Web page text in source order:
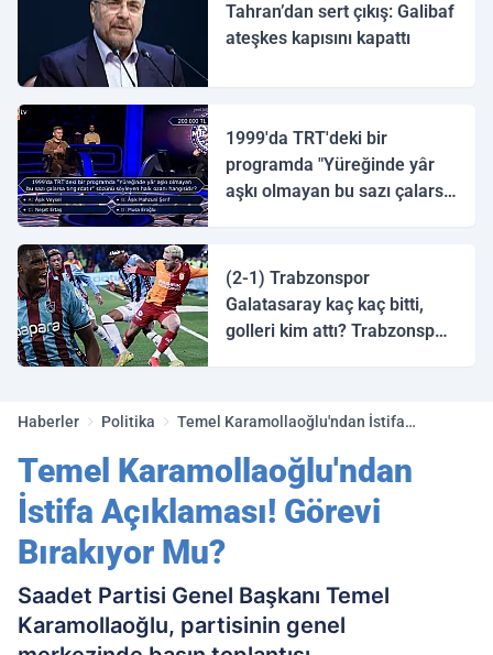
Tahran’dan sert çıkış: Galibaf
ateşkes kapısını kapattı
1999'da TRT'deki bir
programda "Yüreğinde yâr
aşkı olmayan bu sazı çalarsa
(2-1) Trabzonspor
Galatasaray kaç kaç bitti,
golleri kim attı? Trabzonspor
Haberler Politika
Temel Karamollaoğlu'ndan İstifa
Temel Karamollaoğlu'ndan
İstifa Açıklaması! Görevi
Bırakıyor Mu?
Saadet Partisi Genel Başkanı Temel
Karamollaoğlu, partisinin genel